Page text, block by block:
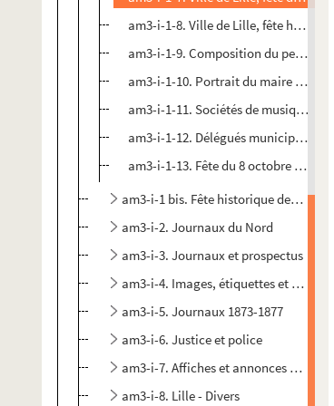
am3-i-1-8. Ville de Lille, fête
am3-i-1-9. Composition du
am3-i-1-10. Portrait du maire André,
am3-i-1-11. Sociétés de musique et
am3-i-1-12. Délégués municipaux,
am3-i-1-13. Fête du 8 octobre 1882
am3-i-1 bis. Fête historique des 7 et 8
am3-i-2. Journaux du Nord
am3-i-3. Journaux et prospectus
am3-i-4. Images, étiquettes et
am3-i-5. Journaux 1873-1877
am3-i-6. Justice et police
am3-i-7. Affiches et annonces diverses
am3-i-8. Lille - Divers